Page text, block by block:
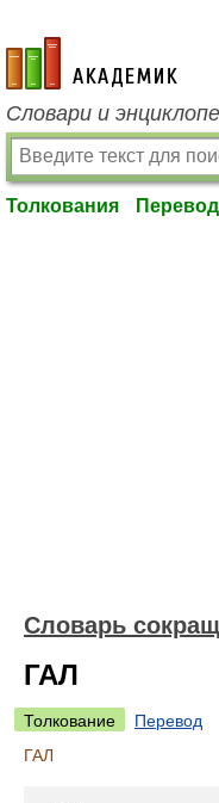
academic.ru
Словари и
Толкования
Словарь
ГАЛ
Толкование
Перевод
ГАЛ